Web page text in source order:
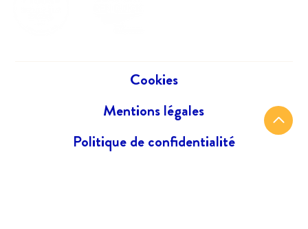
Mentions légales
Politique de confidentialité
Cookies